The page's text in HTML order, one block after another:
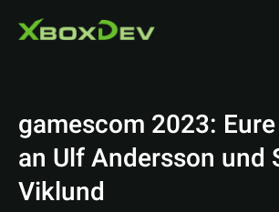
gamescom 2023:
an Ulf Andersson und
Viklund